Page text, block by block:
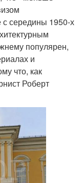
середины 1950-х
популярен,
и
что, как
Роберт